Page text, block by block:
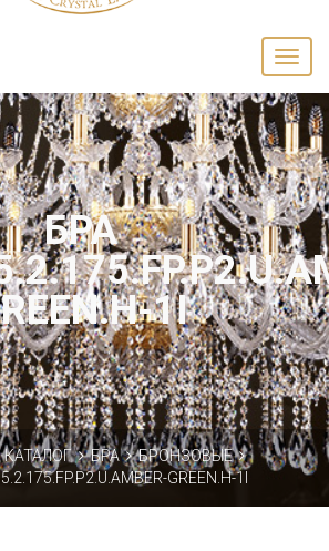
БРА
1I
КАТАЛОГ БРА
БРОНЗОВЫЕ
GREEN.H-1I